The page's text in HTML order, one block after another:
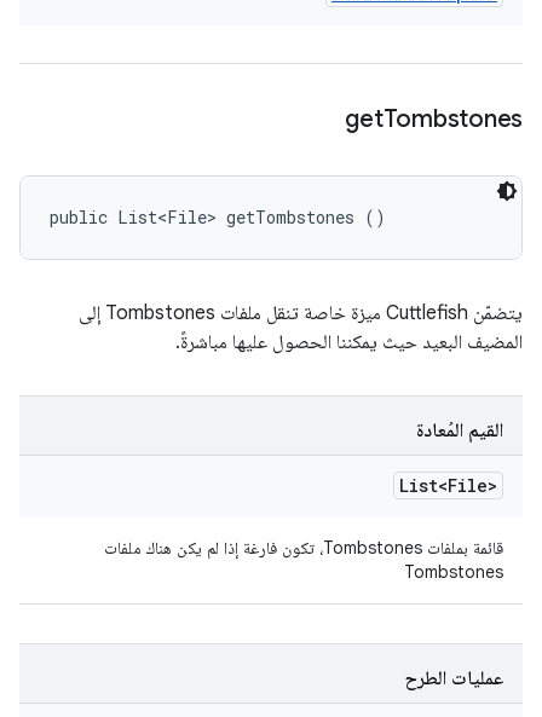
getTombstones
public List<File> getTombstones ()
يتضمّن Cuttlefish ميزة خاصة تنقل ملفات Tombstones إلى
المضيف البعيد حيث يمكننا الحصول عليها مباشرةً.
القيم المُعادة
List<File>
قائمة بملفات Tombstones، تكون فارغة إذا لم يكن هناك ملفات
Tombstones
عمليات الطرح